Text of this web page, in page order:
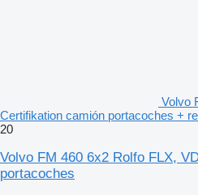
Volvo
Certifikation camión portacoches +
20
Volvo FM 460 6x2 Rolfo FLX,
portacoches